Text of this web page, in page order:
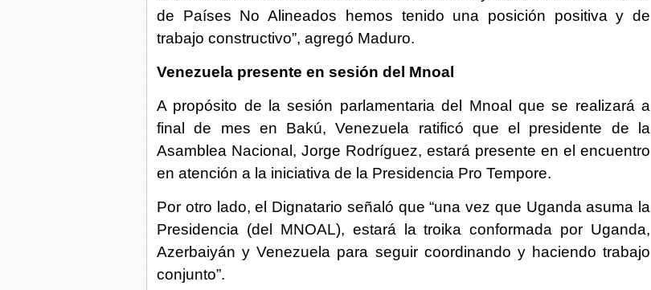
de Países No Alineados hemos tenido una posición positiva y de
trabajo constructivo”, agregó Maduro.
Venezuela presente en sesión del Mnoal
A propósito de la sesión parlamentaria del Mnoal que se realizará a
final de mes en Bakú, Venezuela ratificó que el presidente de la
Asamblea Nacional, Jorge Rodríguez, estará presente en el encuentro
en atención a la iniciativa de la Presidencia Pro Tempore.
Por otro lado, el Dignatario señaló que “una vez que Uganda asuma la
Presidencia (del MNOAL), estará la troika conformada por Uganda,
Azerbaiyán y Venezuela para seguir coordinando y haciendo trabajo
conjunto”.